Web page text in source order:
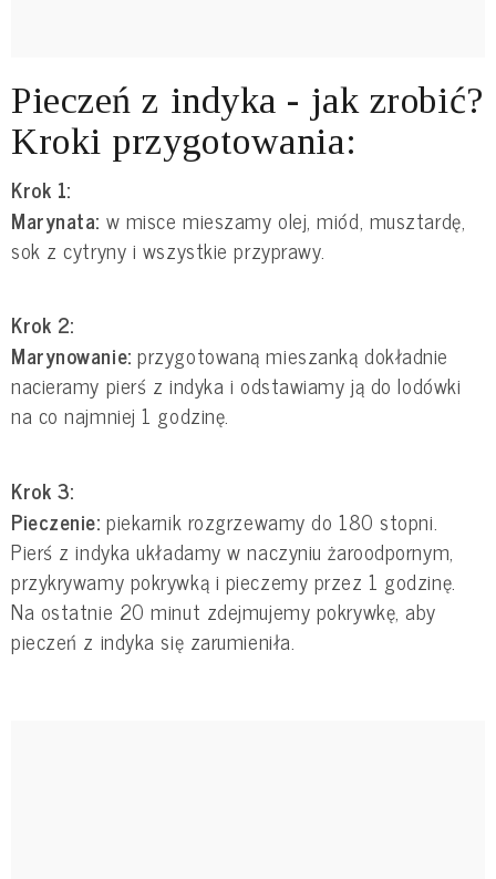
Pieczeń z indyka - jak zrobić?
Kroki przygotowania:
Krok 1:
Marynata: w misce mieszamy olej, miód, musztardę,
sok z cytryny i wszystkie przyprawy.
Krok 2:
Marynowanie: przygotowaną mieszanką dokładnie
nacieramy pierś z indyka i odstawiamy ją do lodówki
na co najmniej 1 godzinę.
Krok 3:
Pieczenie: piekarnik rozgrzewamy do 180 stopni.
Pierś z indyka układamy w naczyniu żaroodpornym,
przykrywamy pokrywką i pieczemy przez 1 godzinę.
Na ostatnie 20 minut zdejmujemy pokrywkę, aby
pieczeń z indyka się zarumieniła.